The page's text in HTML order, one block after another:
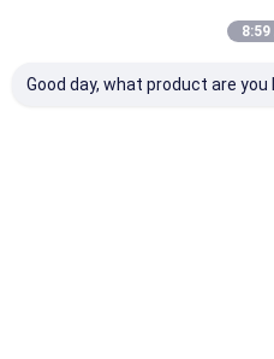
8:59
Good day, what product are you